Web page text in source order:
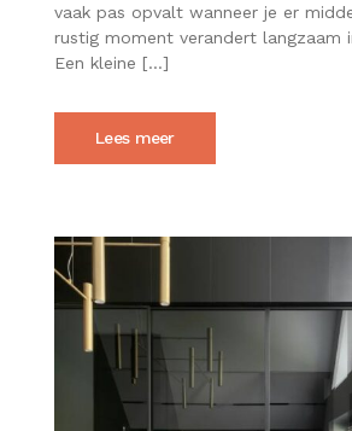
vaak pas opvalt wanneer je er
rustig moment verandert langzaam
Een kleine […]
Lees meer